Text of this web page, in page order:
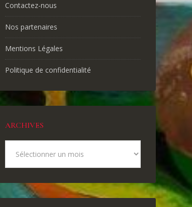
Contactez-nous
Nos partenaires
Mentions Légales
Politique de confidentialité
ARCHIVES